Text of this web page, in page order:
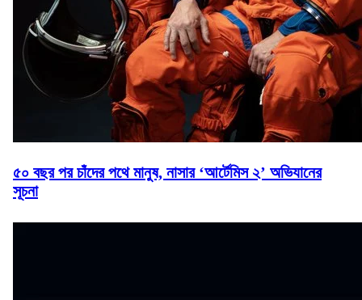
৫০ বছর পর চাঁদের পথে মানুষ, নাসার ‘আর্টেমিস ২’ অভিযানের
সূচনা